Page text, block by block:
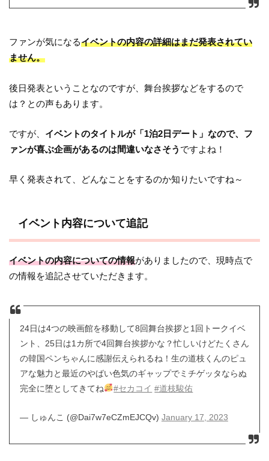
ファンが気になるイベントの内容の詳細はまだ発表されてい
ません。
後日発表ということなのですが、舞台挨拶などをするので
は？との声もあります。
ですが、 イベントのタイトルが「1泊2日デート」なので、フ
ァンが喜ぶ企画があるのは間違いなさそう ですよね！
早く発表されて、どんなことをするのか知りたいですね～
イベント内容について追記
イベントの内容についての情報がありましたので、現時点で
の情報を追記させていただきます。
24日は4つの映画館を移動して8回舞台挨拶と1回トークイベ
ント、25日は1カ所で4回舞台挨拶かな？忙しいけどたくさん
の韓国ペンちゃんに感謝伝えられるね！生の道枝くんのピュ
アな魅力と最近のやばい色気のギャップでミチゲッタならぬ
完全に堕としてきてね
#セカコイ #道枝駿佑
— しゅんこ (@Dai7w7eCZmEJCQv) January 17, 2023